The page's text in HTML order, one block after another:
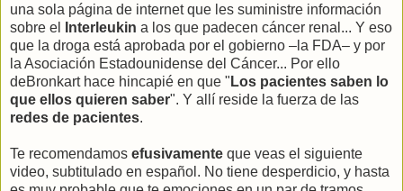
una sola página de internet que les suministre información
sobre el
Interleukin a los que padecen cáncer renal... Y eso
que la droga está aprobada por el gobierno –la FDA– y por
la Asociación Estadounidense del Cáncer... Por ello
deBronkart hace hincapié en que " Los pacientes saben lo
que ellos quieren saber". Y allí reside la fuerza de las
redes de pacientes.
Te recomendamos efusivamente que veas el siguiente
video, subtitulado en español. No tiene desperdicio, y hasta